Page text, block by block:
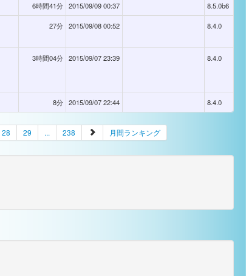
6時間41分 2015/09/09 00:37 8.5.0b6
27分 2015/09/08 00:52 8.4.0
3時間04分 2015/09/07 23:39 8.4.0
8分 2015/09/07 22:44 8.4.0
28 29 ... 238 月間ランキング